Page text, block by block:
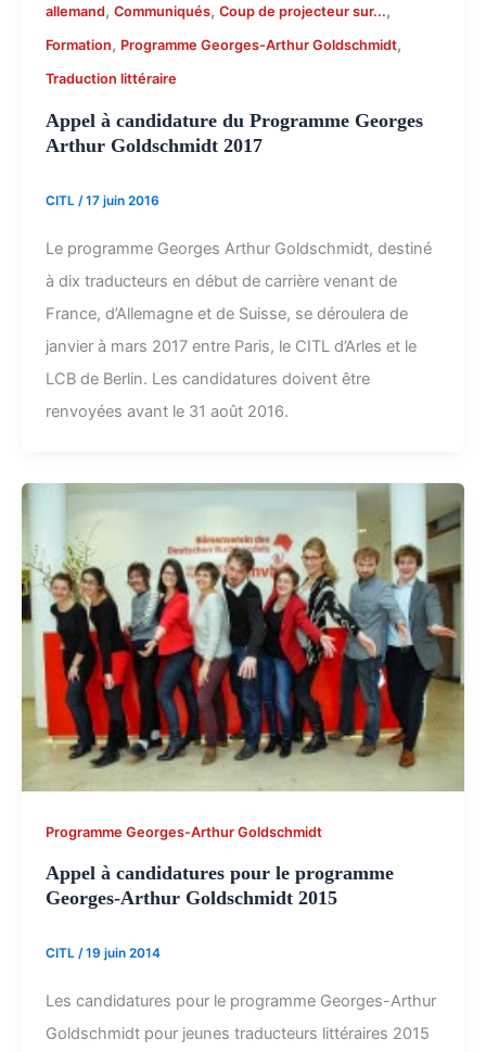
allemand, Communiqués, Coup de projecteur sur...,
Formation, Programme Georges-Arthur Goldschmidt,
Traduction littéraire
Appel à candidature du Programme Georges
Arthur Goldschmidt 2017
CITL /17 juin 2016
Le programme Georges Arthur Goldschmidt, destiné
à dix traducteurs en début de carrière venant de
France, d’Allemagne et de Suisse, se déroulera de
janvier à mars 2017 entre Paris, le CITL d’Arles et le
LCB de Berlin. Les candidatures doivent être
renvoyées avant le 31 août 2016.
Programme Georges-Arthur Goldschmidt
Appel à candidatures pour le programme
Georges-Arthur Goldschmidt 2015
CITL /19 juin 2014
Les candidatures pour le programme Georges-Arthur
Goldschmidt pour jeunes traducteurs littéraires 2015